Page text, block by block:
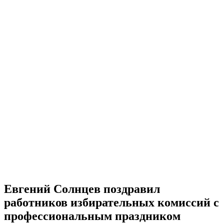
Евгений Солнцев поздравил
работников избирательных комиссий с
профессиональным праздником